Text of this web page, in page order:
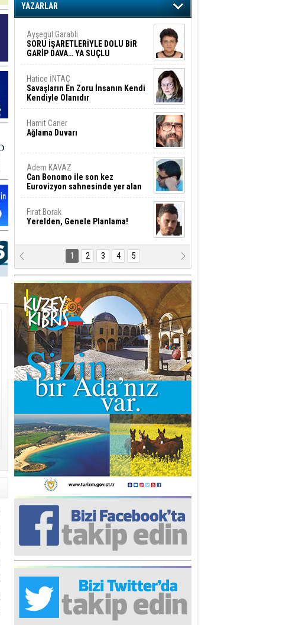
YAZARLAR
Ayşegül Garabli
SORU İŞARETLERİYLE DOLU BİR
GARİP DAVA… YA SUÇLU
DEĞİLSE???
Hatice İNTAÇ
Savaşların En Zoru İnsanın Kendi
Kendiyle Olanıdır
Hamit Caner
Ağlama Duvarı
Adem KAVAZ
Can Bonomo ile son kez
Eurovizyon sahnesinde yer alan
Türkiye 10 yıl aradan sonra
Fırat Borak
Yerelden, Genele Planlama!
Erkut YILMABAŞAR
Bayrak tartışmaları ve ihalesiz
işler!
Arif Alasya
2015 SONRASI VE AKINCI.
Fatma Baysal
SURLAR İÇİ’NDE KOLAYDIR ÖLMEK
Ediz TUNCEL
Göz göre göre…
Taner ULUTAŞ
İnşallah St. Lois ile Hakkaido
Adası gibi olmayız !...
Ali KİŞMİR
FIRSAT VE KORKU
Turgut ÇALICI
İki Lakırdı da benden!
Yrd. Doç. Ercan HOŞKARA
Yatırım Yapmazsan Var Olamazsın:
Hedefteki Kurum Kıb-Tek
Rana Sarro
Başıma gelen skandal olayı
1 2 3 4 5